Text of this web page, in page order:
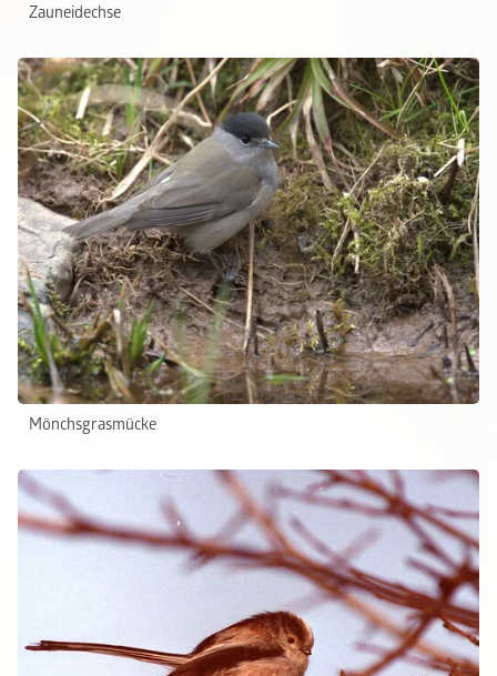
Zauneidechse
Mönchsgrasmücke